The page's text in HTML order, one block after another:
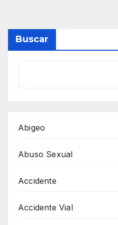
Buscar
Abigeo
Abuso Sexual
Accidente
Accidente Vial